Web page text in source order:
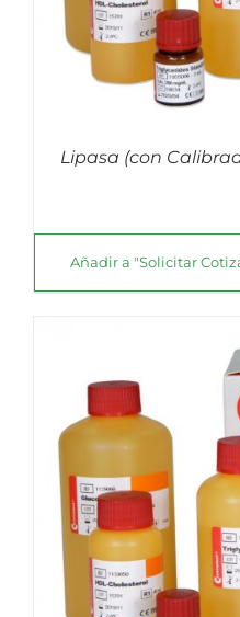
Lipasa (con
Añadir a "Solicitar